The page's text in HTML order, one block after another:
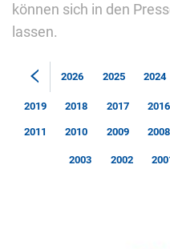
können sich in den
lassen.
2026 2025 2024
2019 2018 2017 2016
2011 2010 2009 2008
2003 2002